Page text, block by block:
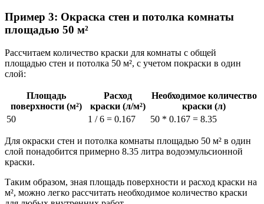
Пример 3: Окраска стен и потолка комнаты
площадью 50 м²
Рассчитаем количество краски для комнаты с общей
площадью стен и потолка 50 м², с учетом покраски в один
слой:
Площадь
поверхности (м²)
Расход
краски (л/м²)
Необходимое количество
краски (л)
50
1 / 6 = 0.167 50 * 0.167 = 8.35
Для окраски стен и потолка комнаты площадью 50 м² в один
слой понадобится примерно 8.35 литра водоэмульсионной
краски.
Таким образом, зная площадь поверхности и расход краски на
м², можно легко рассчитать необходимое количество краски